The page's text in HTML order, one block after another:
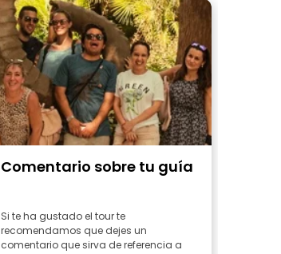
Comentario sobre tu guía
Si te ha gustado el tour te
recomendamos que dejes un
comentario que sirva de referencia a